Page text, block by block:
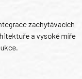
zachytávacích
a vysoké míře